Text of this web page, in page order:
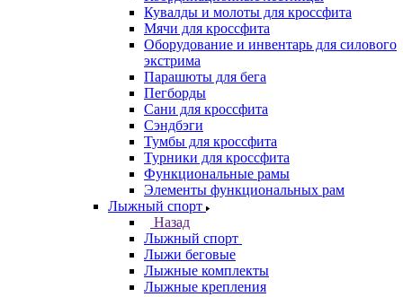
Кувалды и молоты для кроссфита
Мячи для кроссфита
Оборудование и инвентарь для силового
экстрима
Парашюты для бега
Пегборды
Сани для кроссфита
Сэндбэги
Тумбы для кроссфита
Турники для кроссфита
Функциональные рамы
Элементы функциональных рам
Лыжный спорт
Назад
Лыжный спорт
Лыжи беговые
Лыжные комплекты
Лыжные крепления